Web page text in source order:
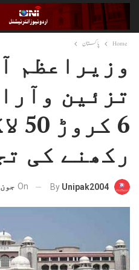
Home پاکستان
وزیراعظم
تزئین
6
رکھنے کی
By Unipak2004
On جون 6, 2025